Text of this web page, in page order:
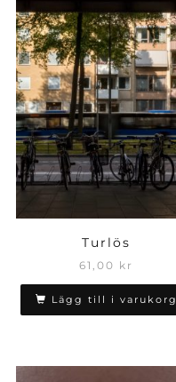
Turlös
61,00 kr
Lägg till i varukorg